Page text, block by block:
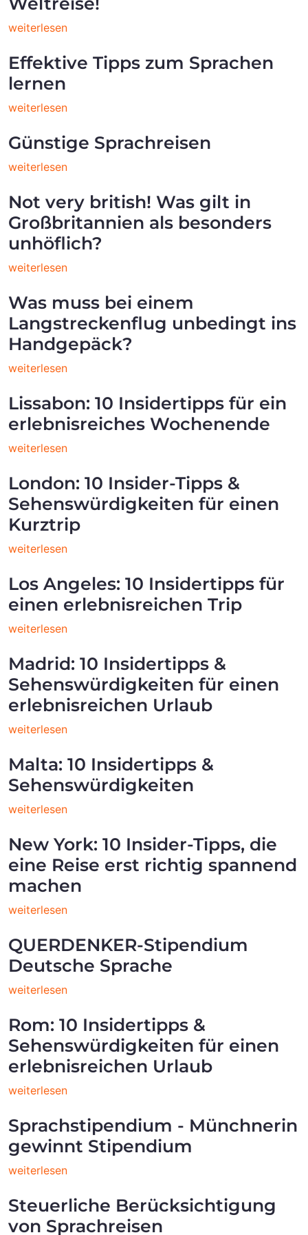
weiterlesen
Effektive Tipps zum Sprachen
lernen
weiterlesen
Günstige Sprachreisen
weiterlesen
Not very british! Was gilt in
Großbritannien als besonders
unhöflich?
weiterlesen
Was muss bei einem
Langstreckenflug unbedingt ins
Handgepäck?
weiterlesen
Lissabon: 10 Insidertipps für ein
erlebnisreiches Wochenende
weiterlesen
London: 10 Insider-Tipps &
Sehenswürdigkeiten für einen
Kurztrip
weiterlesen
Los Angeles: 10 Insidertipps für
einen erlebnisreichen Trip
weiterlesen
Madrid: 10 Insidertipps &
Sehenswürdigkeiten für einen
erlebnisreichen Urlaub
weiterlesen
Malta: 10 Insidertipps &
Sehenswürdigkeiten
weiterlesen
New York: 10 Insider-Tipps, die
eine Reise erst richtig spannend
machen
weiterlesen
QUERDENKER-Stipendium
Deutsche Sprache
weiterlesen
Rom: 10 Insidertipps &
Sehenswürdigkeiten für einen
erlebnisreichen Urlaub
weiterlesen
Sprachstipendium - Münchnerin
gewinnt Stipendium
weiterlesen
Steuerliche Berücksichtigung
von Sprachreisen